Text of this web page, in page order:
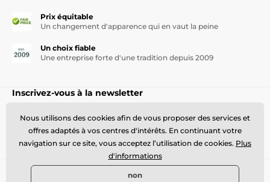
Prix équitable
Un changement d'apparence qui en vaut la peine
Un choix fiable
Une entreprise forte d'une tradition depuis 2009
Inscrivez-vous à la newsletter
Entrez votre e-mail ici Se connecter
S'abonner à notre newsletter - promotions, actualités, réductions
Nous utilisons des cookies afin de vous proposer des services et
offres adaptés à vos centres d'intérêts. En continuant votre
navigation sur ce site, vous acceptez l’utilisation de cookies. Plus
d'informations
non